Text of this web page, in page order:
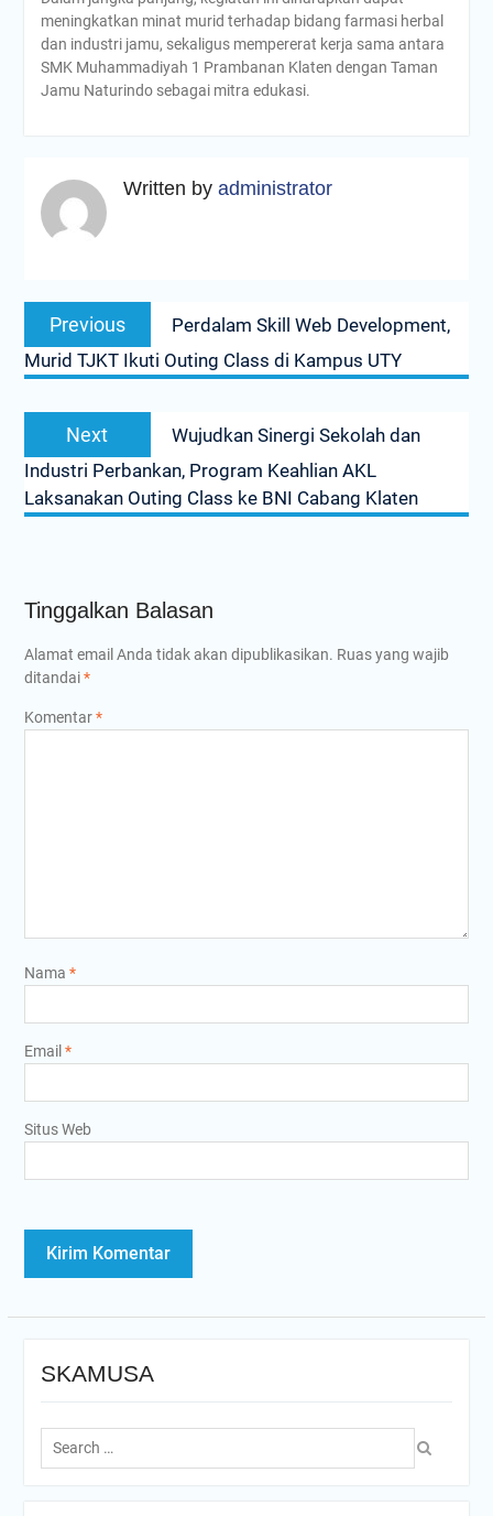
meningkatkan minat murid terhadap bidang farmasi herbal
dan industri jamu, sekaligus mempererat kerja sama antara
SMK Muhammadiyah 1 Prambanan Klaten dengan Taman
Jamu Naturindo sebagai mitra edukasi.
Written by administrator
Navigasi
posPrevious
Previous
post:
Perdalam Skill Web Development,
Murid TJKT Ikuti Outing Class di Kampus UTY
Next
Next
post:
Wujudkan Sinergi Sekolah dan
Industri Perbankan, Program Keahlian AKL
Laksanakan Outing Class ke BNI Cabang Klaten
Tinggalkan Balasan
Alamat email Anda tidak akan dipublikasikan. Ruas yang wajib
ditandai*
Komentar*
Nama *
Email *
Situs Web
SKAMUSA
Search
for: